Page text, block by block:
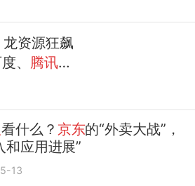
资源狂飙
、 腾讯、
看什么？ 京东的“外卖大战”，
和应用进展”
13